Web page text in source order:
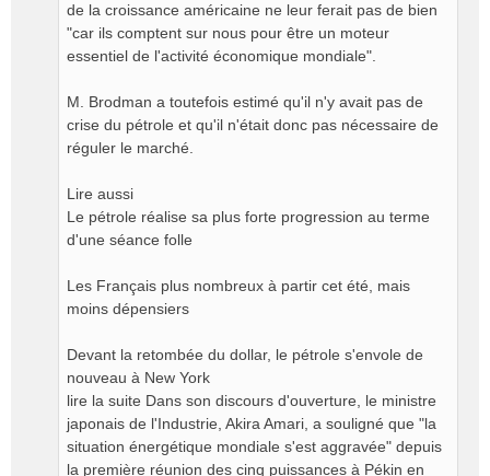
de la croissance américaine ne leur ferait pas de bien
"car ils comptent sur nous pour être un moteur
essentiel de l'activité économique mondiale".
M. Brodman a toutefois estimé qu'il n'y avait pas de
crise du pétrole et qu'il n'était donc pas nécessaire de
réguler le marché.
Lire aussi
Le pétrole réalise sa plus forte progression au terme
d'une séance folle
Les Français plus nombreux à partir cet été, mais
moins dépensiers
Devant la retombée du dollar, le pétrole s'envole de
nouveau à New York
lire la suite Dans son discours d'ouverture, le ministre
japonais de l'Industrie, Akira Amari, a souligné que "la
situation énergétique mondiale s'est aggravée" depuis
la première réunion des cinq puissances à Pékin en